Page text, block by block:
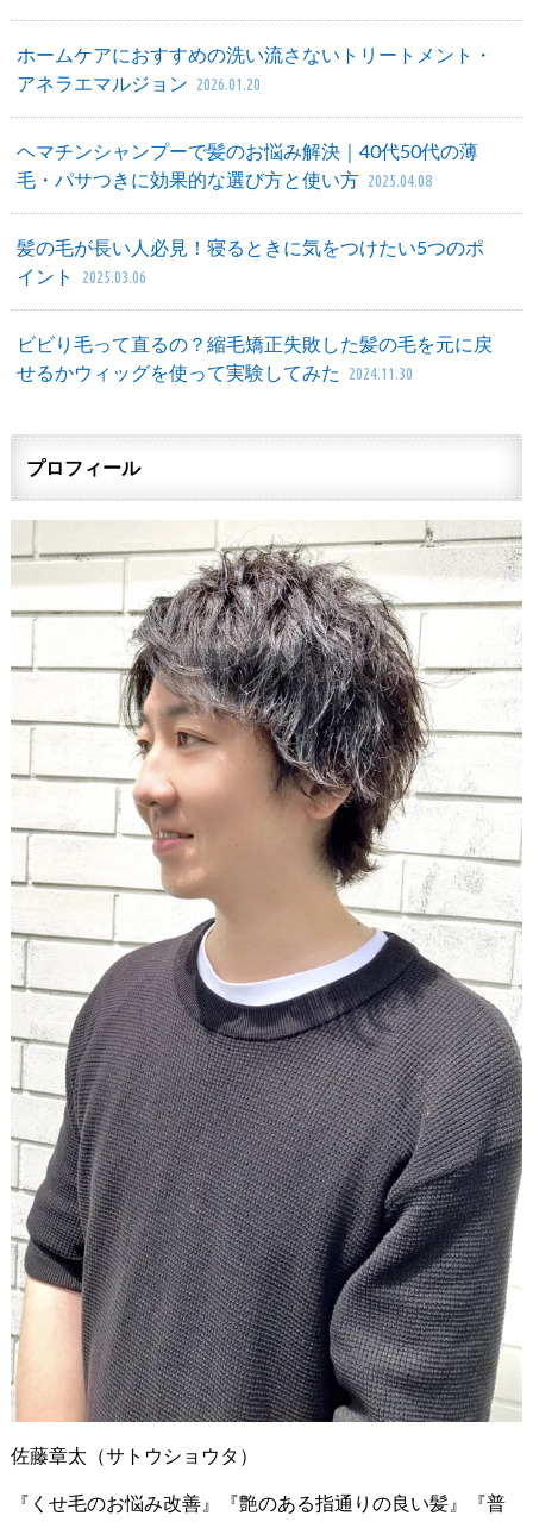
ホームケアにおすすめの洗い流さないトリートメント・
アネラエマルジョン 2026.01.20
ヘマチンシャンプーで髪のお悩み解決｜40代50代の薄
毛・パサつきに効果的な選び方と使い方 2025.04.08
髪の毛が長い人必見！寝るときに気をつけたい5つのポ
イント
2025.03.06
ビビり毛って直るの？縮毛矯正失敗した髪の毛を元に戻
せるかウィッグを使って実験してみた
2024.11.30
プロフィール
佐藤章太（サトウショウタ）
『くせ毛のお悩み改善』『艶のある指通りの良い髪』『普